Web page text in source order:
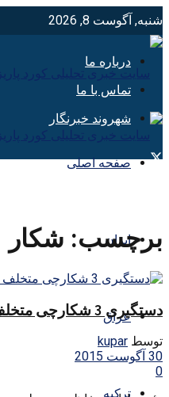
شنبه, آگوست 8, 2026
درباره ما
تماس با ما
شهروند خبرنگار
صفحه اصلی
ایران
عراق
ترکیه
برچسب: شكار
دستگیری 3 شکارچی متخلف در نقده
توسط kupar
30 آگوست 2015
0